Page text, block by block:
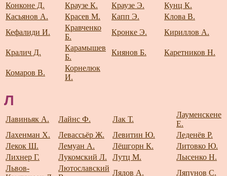
Конконе Д.
Краузе К. Краузе Э.
Кунц К.
Касьянов А.
Красев М. Капп Э.
Клова В.
Кефалиди И.
Кравченко
Б.
Кронке Э. Кириллов А.
Кралич Д.
Карамышев
Б.
Киянов Б. Каретников Н.
Комаров В.
Корнелюк
И.
Л
Лавиньяк А. Лайнс Ф. Лак Т.
Лауменскене
Е.
Лахенман Х.
Левассьёр Ж. Левитин Ю.
Леденёв Р.
Лекок Ш.
Лемуан А. Лёшгорн К.
Литовко Ю.
Лихнер Г.
Лукомский Л. Лутц М.
Лысенко Н.
Львов-
Лютославский
Лядов А.
Ляпунов С.